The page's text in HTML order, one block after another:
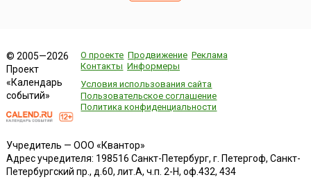
© 2005—2026
Проект
«Календарь
событий»
О проекте Продвижение Реклама
Контакты Информеры
Условия использования сайта
Пользовательское соглашение
Политика конфиденциальности
Учредитель — ООО «Квантор»
Адрес учредителя: 198516 Санкт-Петербург, г. Петергоф, Санкт-
Петербургский пр., д.60, лит.А, ч.п. 2-Н, оф.432, 434